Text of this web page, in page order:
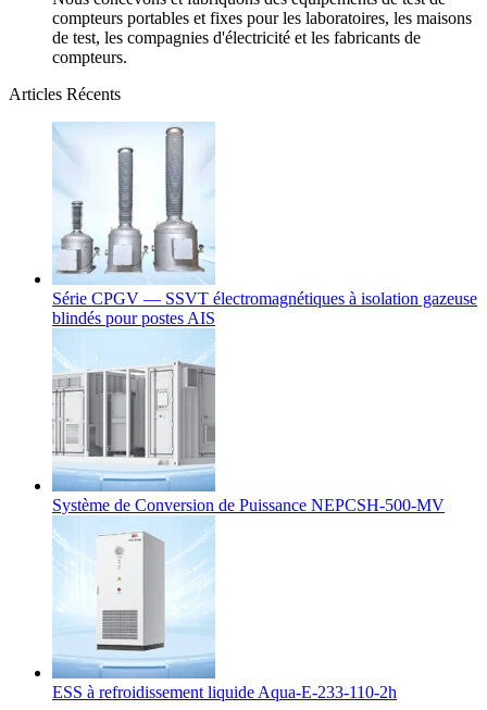
compteurs portables et fixes pour les laboratoires, les maisons
de test, les compagnies d'électricité et les fabricants de
compteurs.
Articles Récents
Série CPGV — SSVT électromagnétiques à isolation gazeuse
blindés pour postes AIS
Système de Conversion de Puissance NEPCSH-500-MV
ESS à refroidissement liquide Aqua-E-233-110-2h